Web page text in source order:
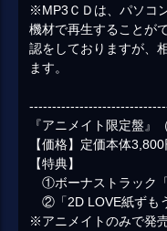
※MP3ＣＤは、パソコ
機材で再生することが
認をしておりますが、
ます。
『アニメイト限定盤』
【価格】定価本体
【特典】
①ボーナストラック「
②「2D LOVE紙ずも
※アニメイトのみで発